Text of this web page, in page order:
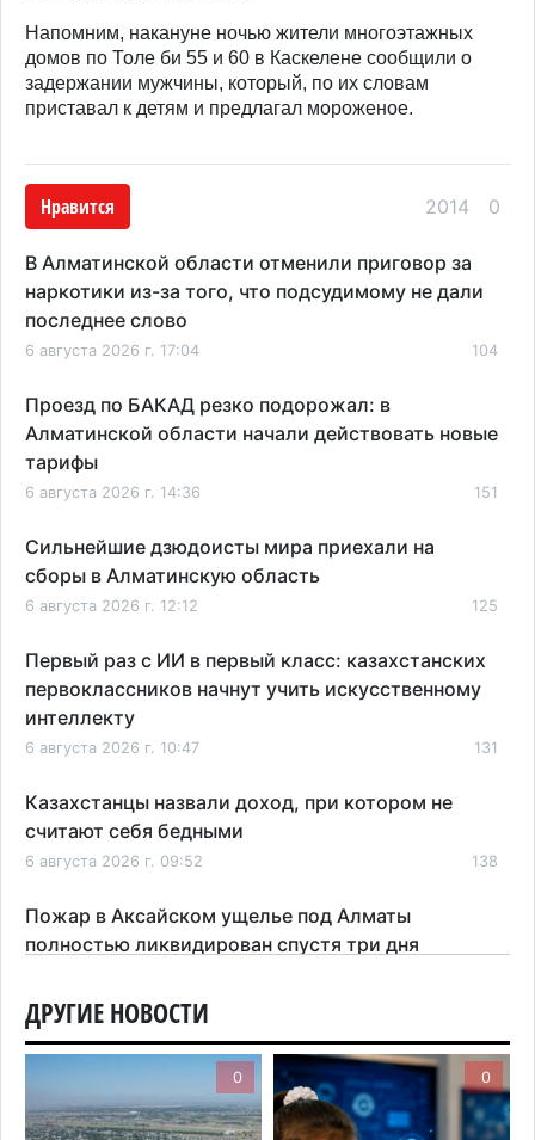
Напомним, накануне ночью жители многоэтажных
домов по Толе би 55 и 60 в Каскелене сообщили о
задержании мужчины, который, по их словам
приставал к детям и предлагал мороженое.
Нравится 2014 0
В Алматинской области отменили приговор за
наркотики из-за того, что подсудимому не дали
последнее слово
6 августа 2026 г. 17:04 104
Проезд по БАКАД резко подорожал: в
Алматинской области начали действовать новые
тарифы
6 августа 2026 г. 14:36 151
Сильнейшие дзюдоисты мира приехали на
сборы в Алматинскую область
6 августа 2026 г. 12:12 125
Первый раз с ИИ в первый класс: казахстанских
первоклассников начнут учить искусственному
интеллекту
6 августа 2026 г. 10:47 131
Казахстанцы назвали доход, при котором не
считают себя бедными
6 августа 2026 г. 09:52 138
Пожар в Аксайском ущелье под Алматы
полностью ликвидирован спустя три дня
Минэкологии опровергло фото тигра возле села
в Алматинской области
183
ДРУГИЕ НОВОСТИ
0 0